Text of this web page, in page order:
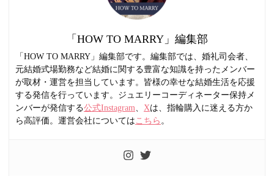
「HOW TO MARRY」編集部
「HOW TO MARRY」編集部です。編集部では、婚礼司会者、
元結婚式場勤務など結婚に関する豊富な知識を持ったメンバー
が取材・運営を担当しています。皆様の幸せな結婚生活を応援
する発信を行っています。ジュエリーコーディネーター保持メ
ンバーが発信する公式Instagram Xは、指輪購入に迷える方か
ら高評価。運営会社については こちら 。